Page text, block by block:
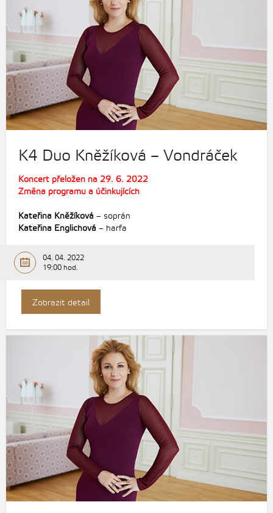
K4 Duo Kněžíková – Vondráček
Koncert přeložen na 29. 6. 2022
Změna programu a účinkujících
Kateřina Kněžíková – soprán
Kateřina Englichová – harfa
04. 04. 2022
19:00 hod.
Zobrazit detail